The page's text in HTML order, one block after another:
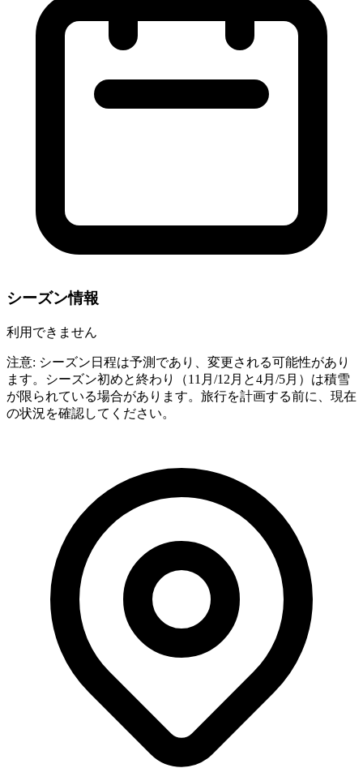
シーズン情報
利用できません
注意: シーズン日程は予測であり、変更される可能性があり
ます。シーズン初めと終わり（11月/12月と4月/5月）は積雪
が限られている場合があります。旅行を計画する前に、現在
の状況を確認してください。